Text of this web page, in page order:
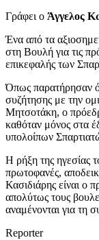
Γράφει ο Άγγελος
Ένα από τα
στη Βουλή για τις
επικεφαλής των
Όπως παρατήρησαν
συζήτησης με την
Μητσοτάκη, ο
καθόταν μόνος στα
υπολοίπων
Η ρήξη της ηγεσίας
πρωτοφανές,
Κασιδιάρης είναι ο
απολύτως τους
αναμένονται για τη
Reporter